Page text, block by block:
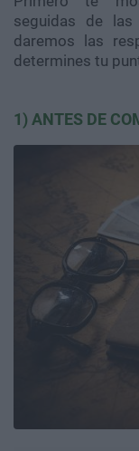
seguidas de
daremos las
determines tu
1) ANTES DE